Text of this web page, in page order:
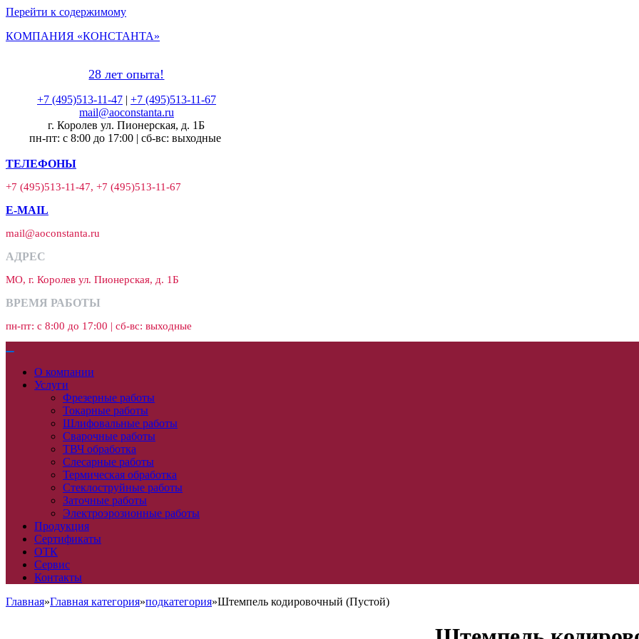
Перейти к содержимому
КОМПАНИЯ «КОНСТАНТА»
28 лет опыта!
+7 (495)513-11-47| +7 (495)513-11-67
mail@aoconstanta.ru
г. Королев ул. Пионерская, д. 1Б
пн-пт: с 8:00 до 17:00 | сб-вс: выходные
ТЕЛЕФОНЫ
+7 (495)513-11-47, +7 (495)513-11-67
E-MAIL
mail@aoconstanta.ru
АДРЕС
МО, г. Королев ул. Пионерская, д. 1Б
ВРЕМЯ РАБОТЫ
пн-пт: с 8:00 до 17:00 | сб-вс: выходные
О компании
Услуги
Фрезерные работы
Токарные работы
Шлифовальные работы
Сварочные работы
ТВЧ обработка
Слесарные работы
Термическая обработка
Стеклоструйные работы
Заточные работы
Электроэрозионные работы
Продукция
Сертификаты
ОТК
Сервис
Контакты
Главная»Главная категория»подкатегория»Штемпель кодировочный (Пустой)